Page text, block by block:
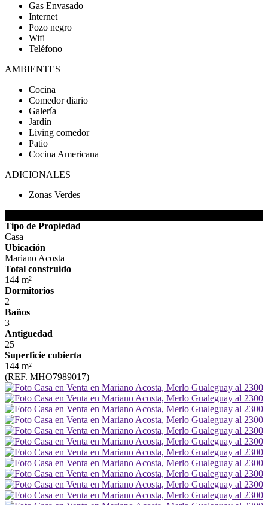
Gas Envasado
Internet
Pozo negro
Wifi
Teléfono
AMBIENTES
Cocina
Comedor diario
Galería
Jardín
Living comedor
Patio
Cocina Americana
ADICIONALES
Zonas Verdes
Tipo de Propiedad
Casa
Ubicación
Mariano Acosta
Total construido
144 m²
Dormitorios
2
Baños
3
Antiguedad
25
Superficie cubierta
144 m²
(REF. MHO7989017)